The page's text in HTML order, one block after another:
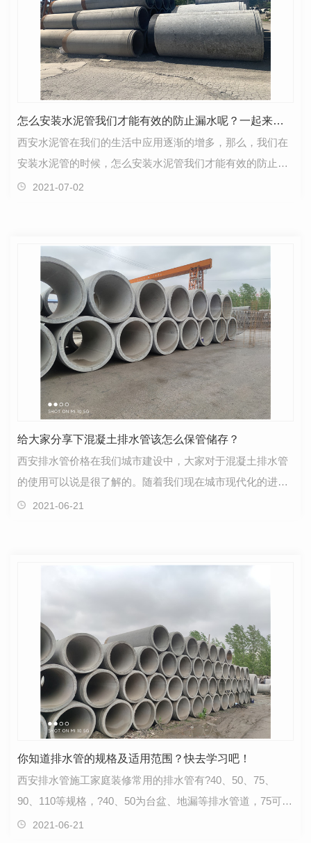
怎么安装水泥管我们才能有效的防止漏水呢？一起来看看吧！
西安水泥管在我们的生活中应用逐渐的增多，那么，我们在
安装水泥管的时候，怎么安装水泥管我们才能有效的防止漏
水呢？下面小编就为大家简单的介绍一下，水泥管在我…
2021-07-02
给大家分享下混凝土排水管该怎么保管储存？
西安排水管价格在我们城市建设中，大家对于混凝土排水管
的使用可以说是很了解的。随着我们现在城市现代化的进
步，混凝土排水管在我们的生活中的应用可以说是非常普…
2021-06-21
你知道排水管的规格及适用范围？快去学习吧！
西安排水管施工家庭装修常用的排水管有?40、50、75、
90、110等规格，?40、50为台盆、地漏等排水管道，75可作
为露台的排水立管使用；?90、110可用作排污管，正常…
2021-06-21